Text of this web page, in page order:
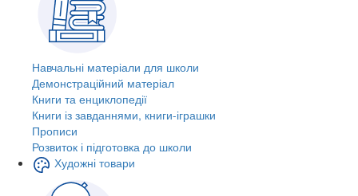
Навчальні матеріали для школи
Демонстраційний матеріал
Книги та енциклопедії
Книги із завданнями, книги-іграшки
Прописи
Розвиток і підготовка до школи
Художні товари